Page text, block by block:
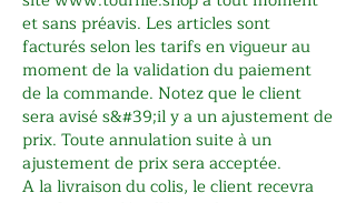
et sans préavis. Les articles sont
facturés selon les tarifs en vigueur au
moment de la validation du paiement
de la commande. Notez que le client
sera avisé s&#39;il y a un ajustement de
prix. Toute annulation suite à un
ajustement de prix sera acceptée.
A la livraison du colis, le client recevra